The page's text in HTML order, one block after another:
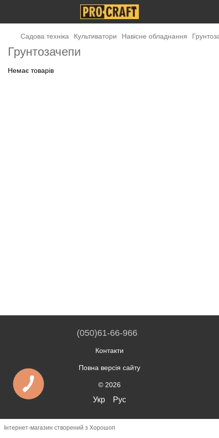
Садова техніка Культиватори Навісне обладнання
Грунтозачепи
Немає товарів
(050)61-66-966
Контакти
Повна версія сайту
© 2026
Укр Рус
Інтернет-магазин створений з Хорошоп